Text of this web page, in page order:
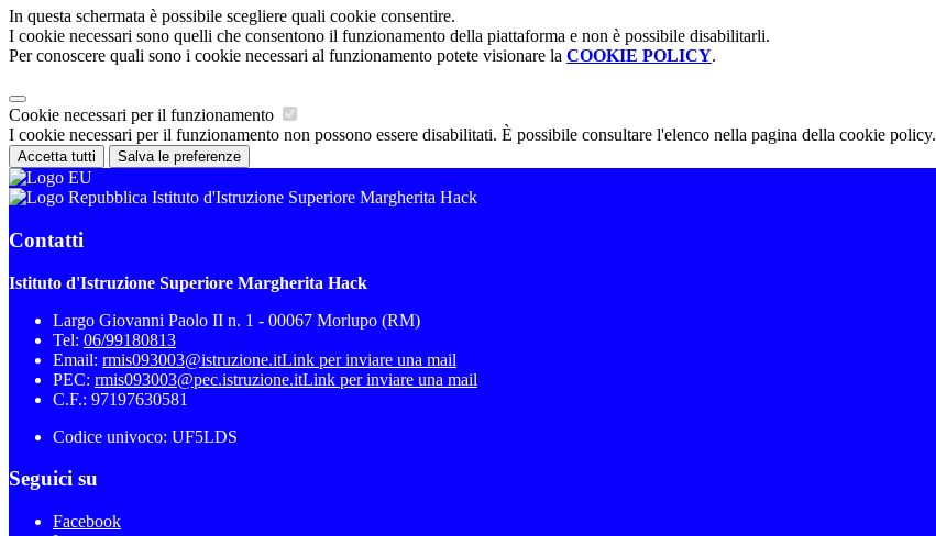
In questa schermata è possibile scegliere quali cookie consentire.
I cookie necessari sono quelli che consentono il funzionamento della piattaforma e non è possibile disabilitarli.
Per conoscere quali sono i cookie necessari al funzionamento potete visionare la COOKIE POLICY.
Cookie necessari per il funzionamento
I cookie necessari per il funzionamento non possono essere disabilitati. È possibile consultare l'elenco nella pagina della cookie policy.
Accetta tutti Salva le preferenze
Istituto d'Istruzione Superiore Margherita Hack
Contatti
Istituto d'Istruzione Superiore Margherita Hack
Largo Giovanni Paolo II n. 1 - 00067 Morlupo (RM)
Tel: 06/99180813
Email: rmis093003@istruzione.itLink per inviare una mail
PEC: rmis093003@pec.istruzione.itLink per inviare una mail
C.F.: 97197630581
Codice univoco: UF5LDS
Seguici su
Facebook